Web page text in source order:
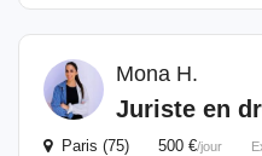
Mona H.
Juriste en
Paris (75) 500 €/jour